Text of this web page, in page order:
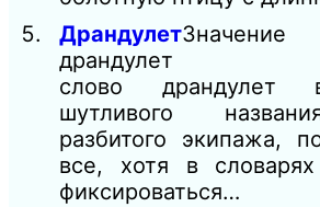
Драндулет
драндулет
слово драндулет
шутливого
разбитого экипажа,
все, хотя в
фиксироваться…